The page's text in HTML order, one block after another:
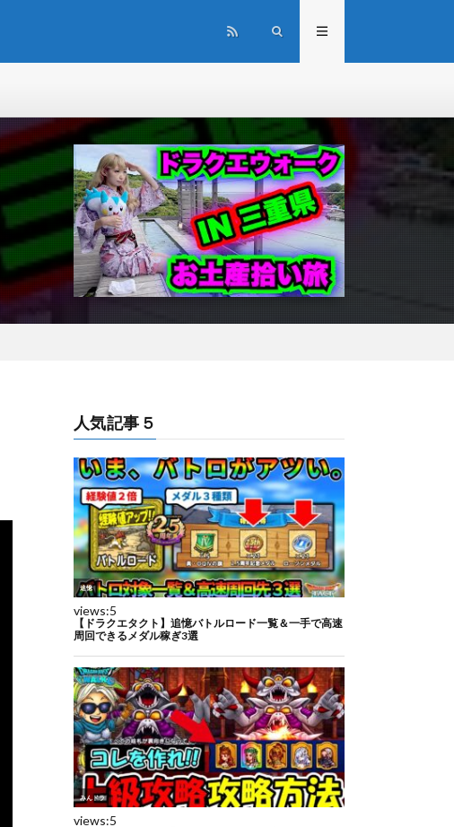
人気記事５